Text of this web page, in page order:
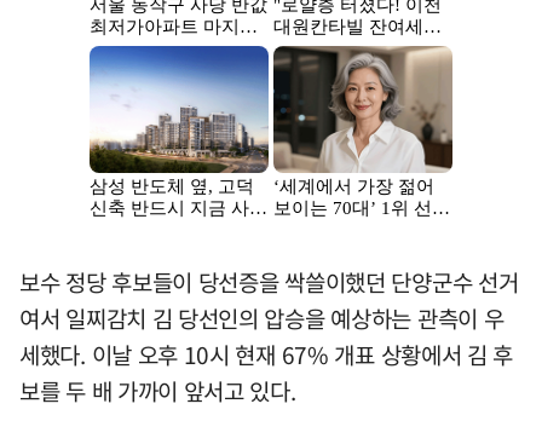
보수 정당 후보들이 당선증을 싹쓸이했던 단양군수 선거
여서 일찌감치 김 당선인의 압승을 예상하는 관측이 우
세했다. 이날 오후 10시 현재 67% 개표 상황에서 김 후
보를 두 배 가까이 앞서고 있다.